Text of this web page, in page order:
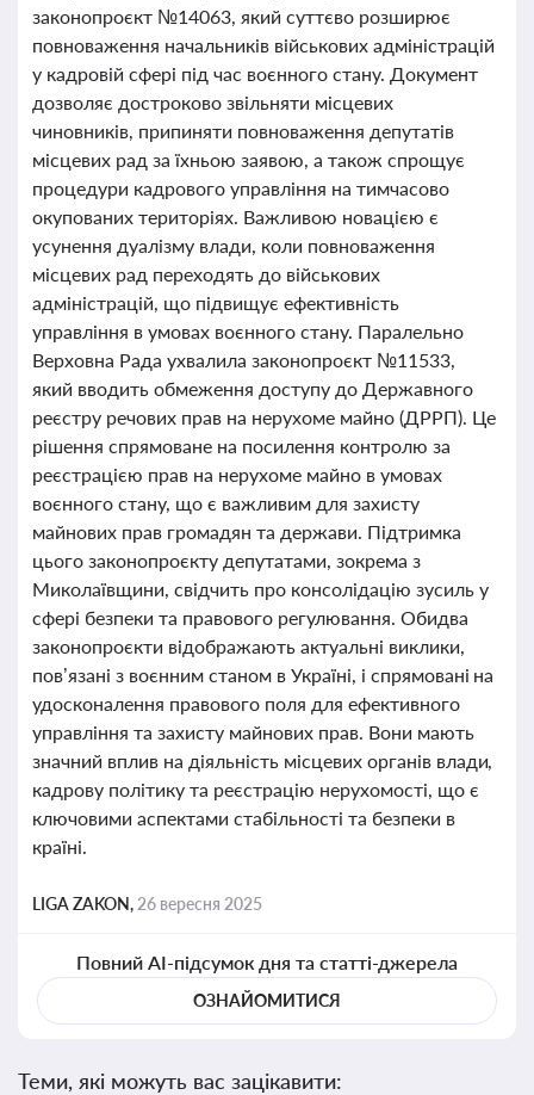
законопроєкт №14063, який суттєво розширює
повноваження начальників військових адміністрацій
у кадровій сфері під час воєнного стану. Документ
дозволяє достроково звільняти місцевих
чиновників, припиняти повноваження депутатів
місцевих рад за їхньою заявою, а також спрощує
процедури кадрового управління на тимчасово
окупованих територіях. Важливою новацією є
усунення дуалізму влади, коли повноваження
місцевих рад переходять до військових
адміністрацій, що підвищує ефективність
управління в умовах воєнного стану. Паралельно
Верховна Рада ухвалила законопроєкт №11533,
який вводить обмеження доступу до Державного
реєстру речових прав на нерухоме майно (ДРРП). Це
рішення спрямоване на посилення контролю за
реєстрацією прав на нерухоме майно в умовах
воєнного стану, що є важливим для захисту
майнових прав громадян та держави. Підтримка
цього законопроєкту депутатами, зокрема з
Миколаївщини, свідчить про консолідацію зусиль у
сфері безпеки та правового регулювання. Обидва
законопроєкти відображають актуальні виклики,
пов’язані з воєнним станом в Україні, і спрямовані на
удосконалення правового поля для ефективного
управління та захисту майнових прав. Вони мають
значний вплив на діяльність місцевих органів влади,
кадрову політику та реєстрацію нерухомості, що є
ключовими аспектами стабільності та безпеки в
країні.
LIGA ZAKON, 26 вересня 2025
Повний AI-підсумок дня та статті-джерела
ОЗНАЙОМИТИСЯ
Теми, які можуть вас зацікавити: